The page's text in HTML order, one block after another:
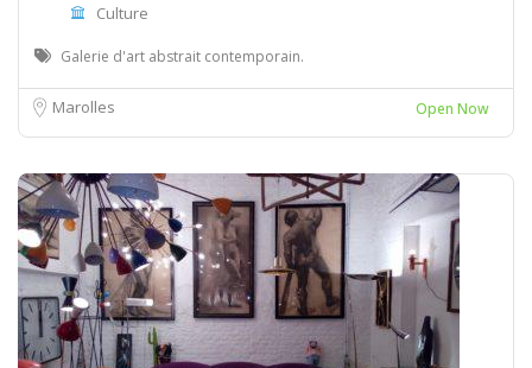
Culture
Galerie d'art abstrait contemporain.
Marolles Open Now